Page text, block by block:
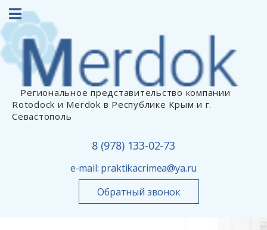
Региональное представительство компании
Rotodock и Merdok в Республике Крым и г.
Севастополь
8 (978) 133-02-73
e-mail: praktikacrimea@ya.ru
Обратный звонок